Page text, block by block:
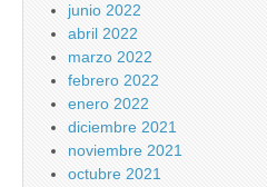
junio 2022
abril 2022
marzo 2022
febrero 2022
enero 2022
diciembre 2021
noviembre 2021
octubre 2021